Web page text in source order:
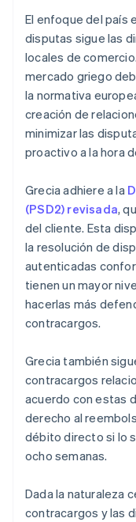
El enfoque del país
disputas sigue las
locales de
mercado griego
la normativa
creación de
minimizar las
proactivo a la hora
Grecia adhiere a la
(PSD2) revisada,
del cliente. Esta
la resolución de
autenticadas
tienen un mayor
hacerlas más
contracargos.
Grecia también
contracargos
acuerdo con estas
derecho al
débito directo si lo
ocho semanas.
Dada la naturaleza
contracargos y las